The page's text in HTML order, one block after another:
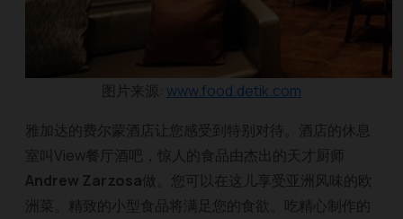
图片来源: www.food.detik.com
雅加达的费尔蒙酒店让您感受到特别对待。酒店的休息
室叫View餐厅酒吧，惊人的食品由杰出的天才厨师
Andrew Zarzosa做。您可以在这儿享受亚洲风味的欧
洲菜。精致的小型食品将满足您的食欲。吃精心制作的